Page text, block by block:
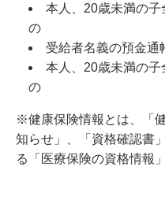
本人、20歳未満の
の
受給者名義の預金通
本人、20歳未満の
の
※健康保険情報とは、「
知らせ」、「資格確認書
る「医療保険の資格情報